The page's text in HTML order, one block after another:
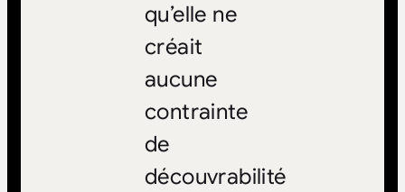
qu’elle ne
créait
aucune
contrainte
de
découvrabilité